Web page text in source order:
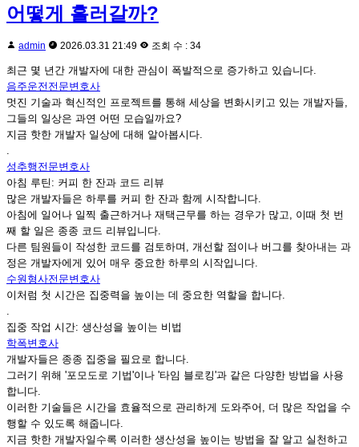
어떻게 흘러갈까?
admin 2026.03.31 21:49 조회 수 : 34
최근 몇 년간 개발자에 대한 관심이 폭발적으로 증가하고 있습니다.
음주운전전문변호사
멋진 기술과 혁신적인 프로젝트를 통해 세상을 변화시키고 있는 개발자들,
그들의 일상은 과연 어떤 모습일까요?
지금 핫한 개발자 일상에 대해 알아봅시다.
.
성추행전문변호사
아침 루틴: 커피 한 잔과 코드 리뷰
많은 개발자들은 하루를 커피 한 잔과 함께 시작합니다.
아침에 일어나 일찍 출근하거나 재택근무를 하는 경우가 많고, 이때 첫 번
째 할 일은 종종 코드 리뷰입니다.
다른 팀원들이 작성한 코드를 검토하며, 개선할 점이나 버그를 찾아내는 과
정은 개발자에게 있어 매우 중요한 하루의 시작입니다.
수원형사전문변호사
이처럼 첫 시간은 집중력을 높이는 데 중요한 역할을 합니다.
.
집중 작업 시간: 생산성을 높이는 비법
학폭변호사
개발자들은 종종 집중을 필요로 합니다.
그러기 위해 '포모도로 기법'이나 '타임 블로킹'과 같은 다양한 방법을 사용
합니다.
이러한 기술들은 시간을 효율적으로 관리하게 도와주어, 더 많은 작업을 수
행할 수 있도록 해줍니다.
지금 핫한 개발자일수록 이러한 생산성을 높이는 방법을 잘 알고 실천하고